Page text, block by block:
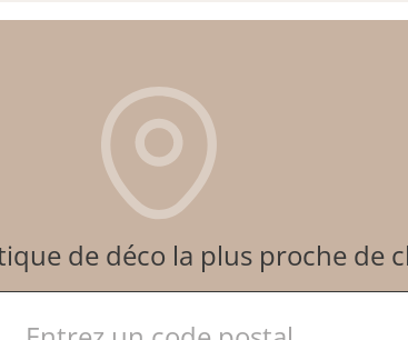
de déco la plus proche de